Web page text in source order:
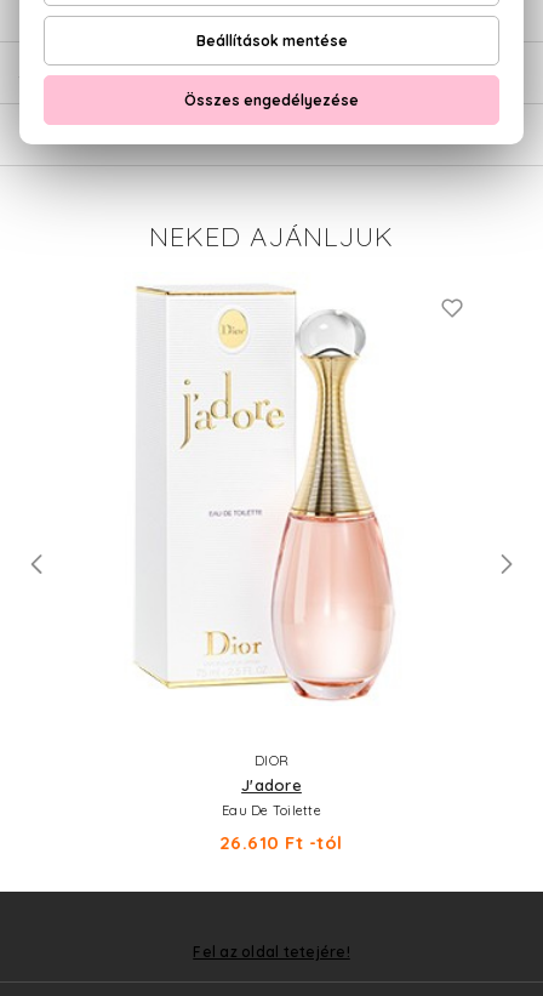
ÉRTÉKELÉSEK (0)
SZÁLLÍTÁS
NEKED AJÁNLJUK
DIOR
J'adore
Eau De Toilette
26.610 Ft -tól
Fel az oldal tetejére!